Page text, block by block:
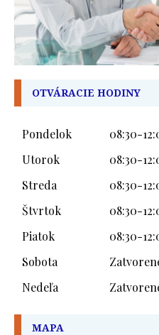
OTVÁRACIE HODINY
Pondelok
08:30-
Utorok
08:30-
Streda
08:30-
Štvrtok
08:30-
Piatok
08:30-
Sobota
Nedeľa
MAPA